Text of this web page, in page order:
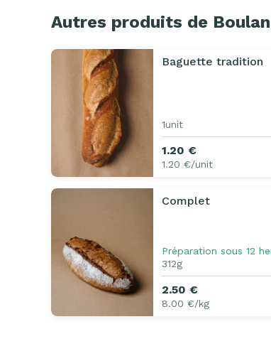
Autres produits de
Baguette tradition
1unit
1.20 €
1.20 €/unit
Complet
Préparation sous 12
312g
2.50 €
8.00 €/kg